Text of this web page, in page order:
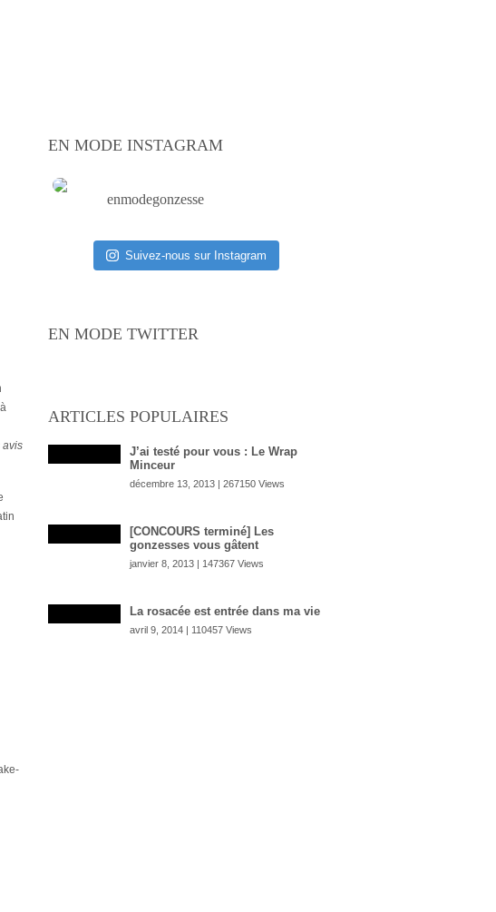
avis
EN MODE INSTAGRAM
enmodegonzesse
Suivez-nous sur Instagram
EN MODE TWITTER
ARTICLES POPULAIRES
J’ai testé pour vous : Le Wrap
Minceur
décembre 13, 2013 | 267150 Views
[CONCOURS terminé] Les
gonzesses vous gâtent
janvier 8, 2013 | 147367 Views
La rosacée est entrée dans ma vie
avril 9, 2014 | 110457 Views